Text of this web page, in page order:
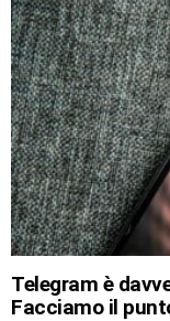
Telegram è
Facciamo il